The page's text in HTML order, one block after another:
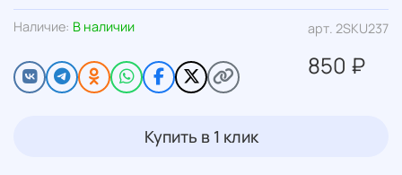
арт. 2SKU237
Наличие: В наличии
850 ₽
Купить в 1 клик